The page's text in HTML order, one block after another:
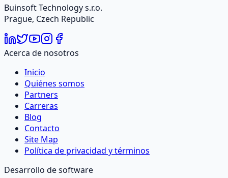
Buinsoft Technology s.r.o.
Prague, Czech Republic
Acerca de nosotros
Inicio
Quiénes somos
Partners
Carreras
Blog
Contacto
Site Map
Política de privacidad y términos
Desarrollo de software